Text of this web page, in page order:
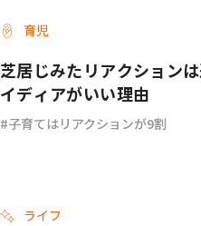
育児
芝居じみたリアクション
イディアがいい理由
子育てはリアクションが9割
ライフ